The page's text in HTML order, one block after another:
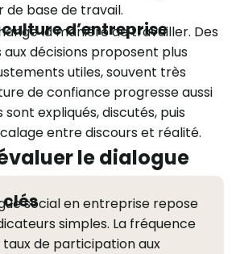
de base de travail.
d’entreprise
la manière de travailler. Des
aux décisions proposent plus
utiles, souvent très
de confiance progresse aussi
expliqués, discutés, puis
entre discours et réalité.
le dialogue
social en entreprise repose
simples. La fréquence
taux de participation aux